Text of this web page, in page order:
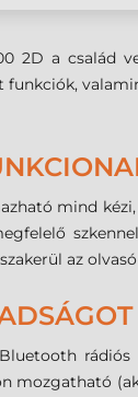
2D a család
funkciók,
mind
az
mozgatható